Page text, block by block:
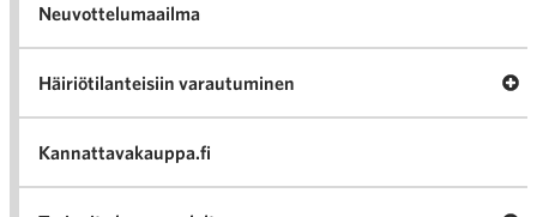
Neuvottelumaailma
Häiriötilanteisiin varautuminen
Kannattavakauppa.fi